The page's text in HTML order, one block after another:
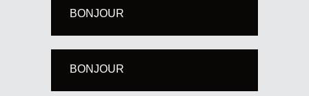
BONJOUR
BONJOUR